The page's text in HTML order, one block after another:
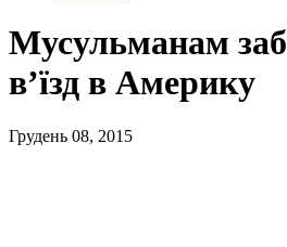
Мусульманам
в’їзд в Америку
Грудень 08, 2015